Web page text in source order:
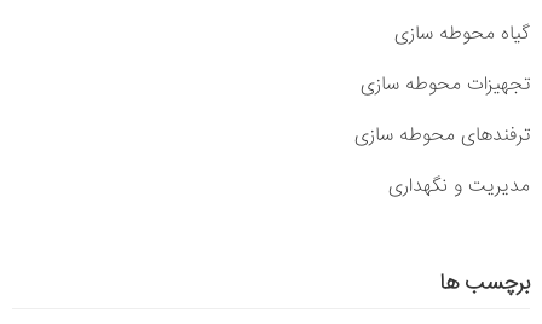
گیاه محوطه سازی
تجهیزات محوطه سازی
ترفندهای محوطه سازی
مدیریت و نگهداری
برچسب ها